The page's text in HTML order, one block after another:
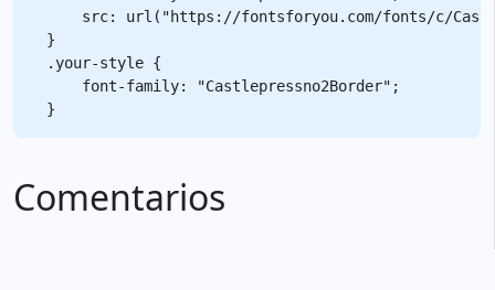
src: url("https://fontsforyou.com/fonts/c/
}
.your-style {
    font-family: "Castlepressno2Border";
Comentarios